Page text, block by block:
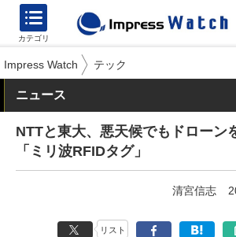
カテゴリ
Impress Watch テック
ニュース
NTTと東大、悪天候でもドローン
「ミリ波RFIDタグ」
清宮信志
リスト